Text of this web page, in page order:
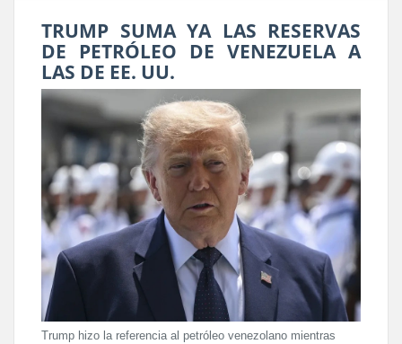
TRUMP SUMA YA LAS RESERVAS
DE PETRÓLEO DE VENEZUELA A
LAS DE EE. UU.
Trump hizo la referencia al petróleo venezolano mientras